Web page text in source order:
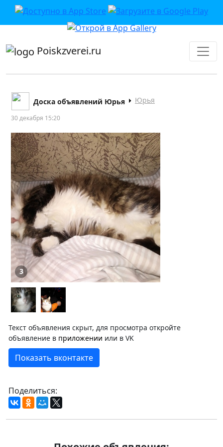
приложении или в VK">
Poiskzverei.ru
Доска объявлений Юрья Юрья
30 декабря 15:20
3
Текст объявления скрыт, для просмотра откройте
объявление в приложении или в VK
Показать вконтакте
Поделиться: